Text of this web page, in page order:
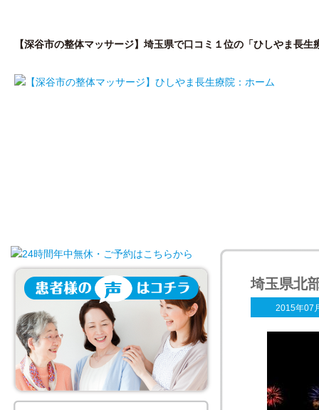
【深谷市の整体マッサージ】埼玉県で口コミ１位の「ひしやま長生
埼玉県
2015年07